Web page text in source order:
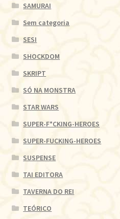
SAMURAI
Sem categoria
SESI
SHOCKDOM
SKRIPT
SÓ NA MONSTRA
STAR WARS
SUPER-F*CKING-HEROES
SUPER-FUCKING-HEROES
SUSPENSE
TAI EDITORA
TAVERNA DO REI
TEÓRICO